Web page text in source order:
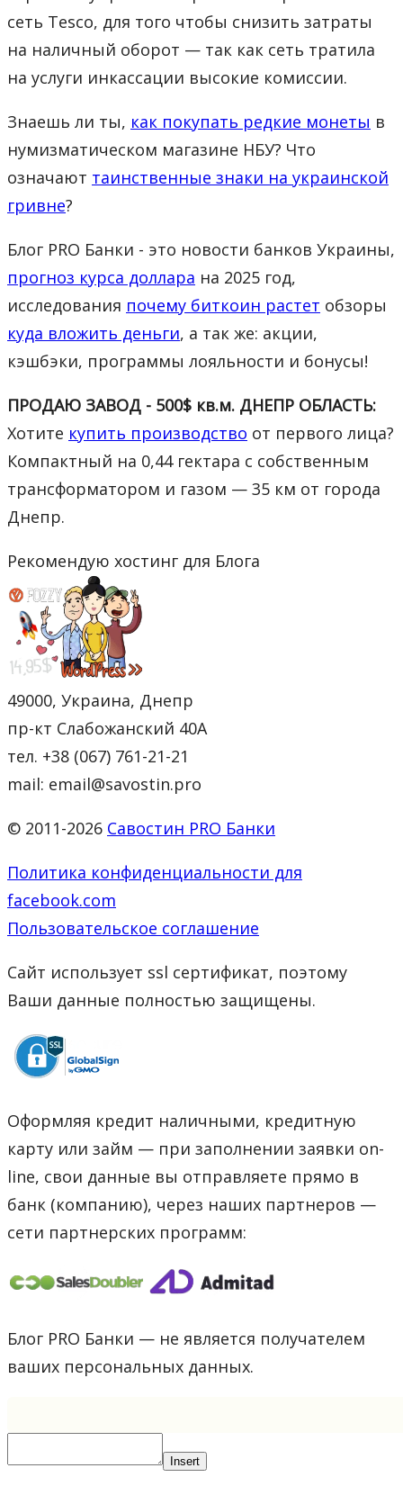
сеть Tesco, для того чтобы снизить затраты
на наличный оборот — так как сеть тратила
на услуги инкассации высокие комиссии.
Знаешь ли ты, как покупать редкие монеты в
нумизматическом магазине НБУ? Что
означают таинственные знаки на украинской
гривне?
Блог PRO Банки - это новости банков Украины,
прогноз курса доллара на 2025 год,
исследования почему биткоин растет обзоры
куда вложить деньги, а так же: акции,
кэшбэки, программы лояльности и бонусы!
ПРОДАЮ ЗАВОД - 500$ кв.м. ДНЕПР ОБЛАСТЬ:
Хотите купить производство от первого лица?
Компактный на 0,44 гектара с собственным
трансформатором и газом — 35 км от города
Днепр.
Рекомендую хостинг для Блога
49000, Украина, Днепр
пр-кт Слабожанский 40А
тел. +38 (067) 761-21-21
mail: email@savostin.pro
© 2011-2026 Савостин PRO Банки
Политика конфиденциальности для
facebook.com
Пользовательское соглашение
Сайт использует ssl сертификат, поэтому
Ваши данные полностью защищены.
Оформляя кредит наличными, кредитную
карту или займ — при заполнении заявки on-
line, свои данные вы отправляете прямо в
банк (компанию), через наших партнеров —
сети партнерских программ:
Блог PRO Банки — не является получателем
ваших персональных данных.
Insert